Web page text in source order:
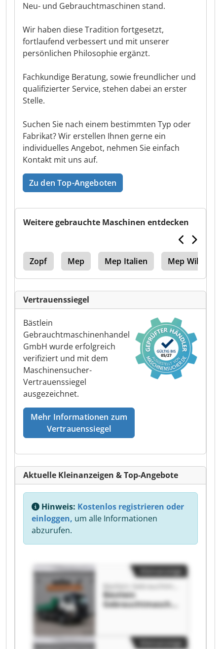
Neu- und Gebrauchtmaschinen stand.
Wir haben diese Tradition fortgesetzt,
fortlaufend verbessert und mit unserer
persönlichen Philosophie ergänzt.
Fachkundige Beratung, sowie freundlicher und
qualifizierter Service, stehen dabei an erster
Stelle.
Suchen Sie nach einem bestimmten Typ oder
Fabrikat? Wir erstellen Ihnen gerne ein
individuelles Angebot, nehmen Sie einfach
Kontakt mit uns auf.
Zu den Top-Angeboten
Weitere gebrauchte Maschinen entdecken
Zopf Mep Mep Italien Mep Willy 225
Vertrauenssiegel
Bästlein
Gebrauchtmaschinenhandel
GmbH wurde erfolgreich
verifiziert und mit dem
Maschinensucher-
Vertrauenssiegel
ausgezeichnet.
Mehr Informationen zum
Vertrauenssiegel
Aktuelle Kleinanzeigen & Top-Angebote
Hinweis: Kostenlos registrieren oder
einloggen, um alle Informationen
abzurufen.
Bästlein
Gebrauchtmaschin
Gebrauchtmaschin
enhandel GmbH
Kleinanzeige